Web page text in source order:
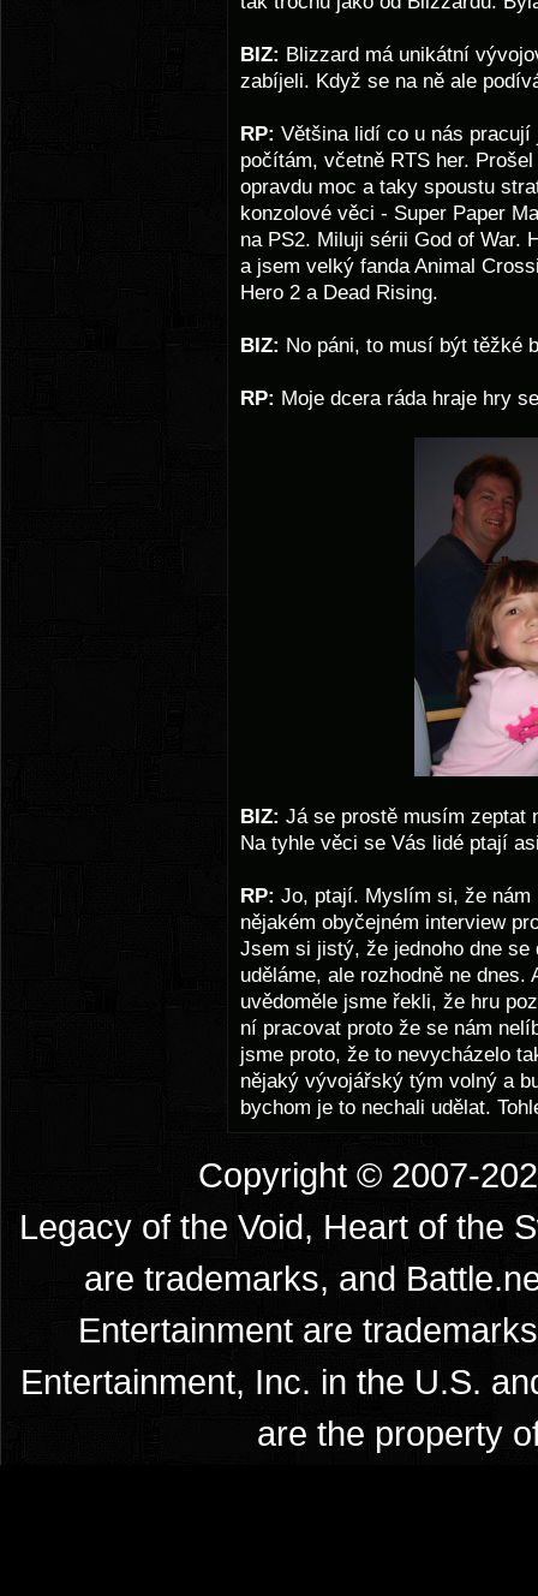
BIZ: Blizzard má unikátní
zabíjeli. Když se na ně ale
RP: Většina lidí co u nás
počítám, včetně RTS her.
opravdu moc a taky spoustu
konzolové věci - Super Paper
na PS2. Miluji sérii God of War.
a jsem velký fanda Animal
Hero 2 a Dead Rising.
BIZ: No páni, to musí být těžké
RP: Moje dcera ráda hraje hry
BIZ: Já se prostě musím zeptat
Na tyhle věci se Vás lidé ptají
RP: Jo, ptají. Myslím si, že
nějakém obyčejném interview
Jsem si jistý, že jednoho dne
uděláme, ale rozhodně ne
uvědoměle jsme řekli, že hru
ní pracovat proto že se nám
jsme proto, že to nevycházelo
nějaký vývojářský tým volný a
bychom je to nechali udělat.
Copyright © 2007-
Legacy of the Void, Heart of the
are trademarks, and
Entertainment are
Entertainment, Inc. in the U.S.
are the property